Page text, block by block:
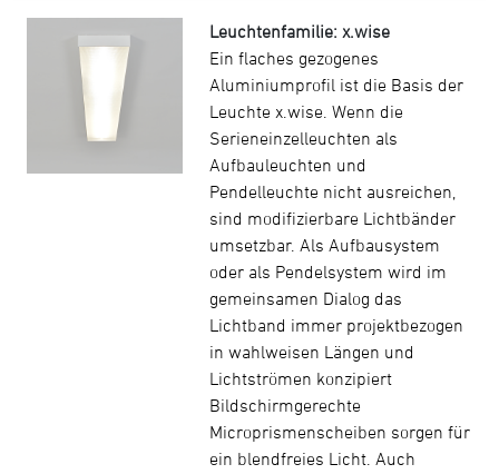
Leuchtenfamilie: x.wise
Ein flaches gezogenes
Aluminiumprofil ist die Basis der
Leuchte x.wise. Wenn die
Serieneinzelleuchten als
Aufbauleuchten und
Pendelleuchte nicht ausreichen,
sind modifizierbare Lichtbänder
umsetzbar. Als Aufbausystem
oder als Pendelsystem wird im
gemeinsamen Dialog das
Lichtband immer projektbezogen
in wahlweisen Längen und
Lichtströmen konzipiert
Bildschirmgerechte
Microprismenscheiben sorgen für
ein blendfreies Licht. Auch